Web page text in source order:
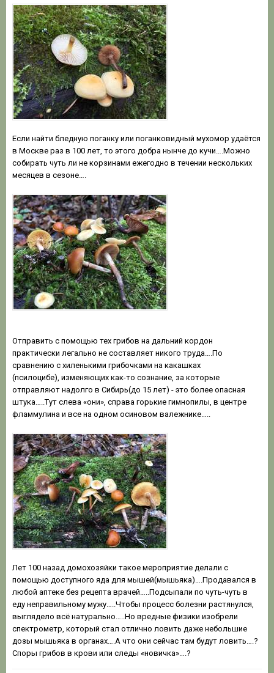
Если найти бледную поганку или поганковидный мухомор удаётся
в Москве раз в 100 лет, то этого добра нынче до кучи….Можно
собирать чуть ли не корзинами ежегодно в течении нескольких
месяцев в сезоне….
Отправить с помощью тех грибов на дальний кордон
практически легально не составляет никого труда….По
сравнению с хиленькими грибочками на какашках
(псилоцибе), изменяющих как-то сознание, за которые
отправляют надолго в Сибирь(до 15 лет) - это более опасная
штука…..Тут слева «они», справа горькие гимнопилы, в центре
фламмулина и все на одном осиновом валежнике…..
Лет 100 назад домохозяйки такое мероприятие делали с
помощью доступного яда для мышей(мышьяка)….Продавался в
любой аптеке без рецепта врачей…..Подсыпали по чуть-чуть в
еду неправильному мужу…..Чтобы процесс болезни растянулся,
выглядело всё натурально…..Но вредные физики изобрели
спектрометр, который стал отлично ловить даже небольшие
дозы мышьяка в органах….А что они сейчас там будут ловить….?
Споры грибов в крови или следы «новичка»….?